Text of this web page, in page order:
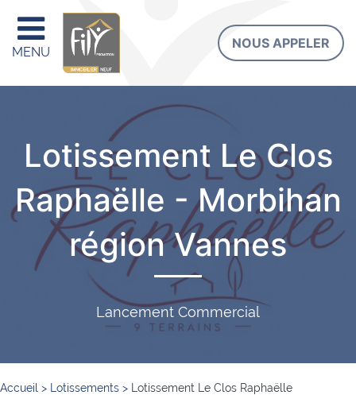
MENU
NOUS APPELER
Lotissement Le Clos
Raphaëlle - Morbihan
région Vannes
Lancement Commercial
Accueil > Lotissements > Lotissement Le Clos Raphaëlle